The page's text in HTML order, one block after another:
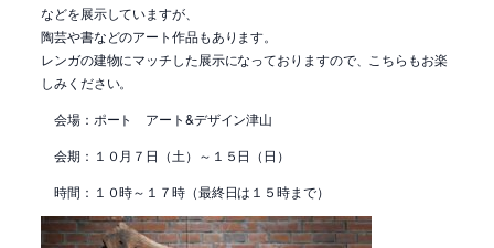
などを展示していますが、
陶芸や書などのアート作品もあります。
レンガの建物にマッチした展示になっておりますので、こちらもお楽
しみください。
会場：ポート アート&デザイン津山
会期：１０月７日（土）～１５日（日）
時間：１０時～１７時（最終日は１５時まで）